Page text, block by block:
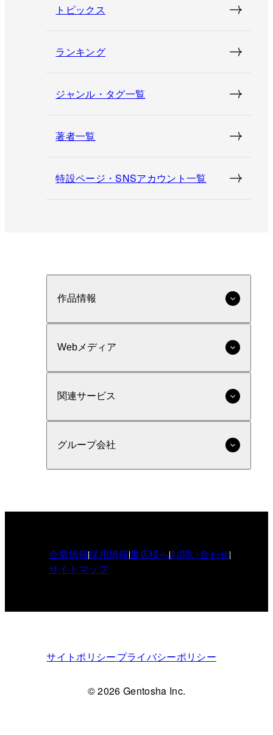
トピックス
ランキング
ジャンル・タグ一覧
著者一覧
特設ページ・SNSアカウント一覧
作品情報
Webメディア
関連サービス
グループ会社
企業情報採用情報書店様へお問い合わせ
サイトマップ
サイトポリシープライバシーポリシー
© 2026 Gentosha Inc.